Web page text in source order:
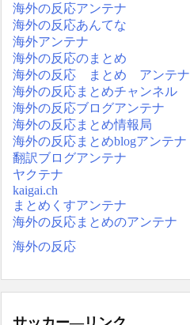
海外の反応アンテナ
海外の反応あんてな
海外アンテナ
海外の反応のまとめ
海外の反応 まとめ アンテナ
海外の反応まとめチャンネル
海外の反応ブログアンテナ
海外の反応まとめ情報局
海外の反応まとめblogアンテナ
翻訳ブログアンテナ
ヤクテナ
kaigai.ch
まとめくすアンテナ
海外の反応まとめのアンテナ
海外の反応